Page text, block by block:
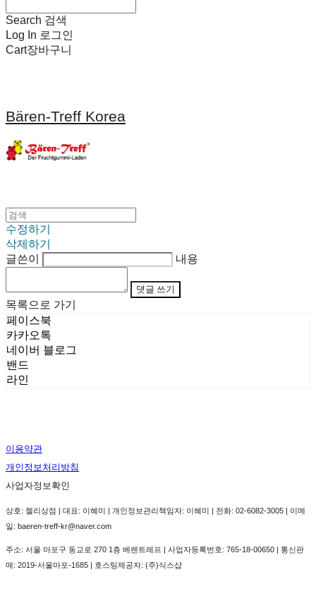
Search 검색
Log In 로그인
Cart장바구니
Bären-Treff Korea
수정하기
삭제하기
글쓴이
내용
댓글 쓰기
목록으로 가기
페이스북
카카오톡
네이버 블로그
밴드
라인
이용약관
개인정보처리방침
사업자정보확인
상호: 젤리상점 | 대표: 이혜미 | 개인정보관리책임자: 이혜미 | 전화: 02-6082-3005 | 이메
일: baeren-treff-kr@naver.com
주소: 서울 마포구 동교로 270 1층 베렌트레프 | 사업자등록번호: 765-18-00650 | 통신판
매: 2019-서울마포-1685 | 호스팅제공자: (주)식스샵